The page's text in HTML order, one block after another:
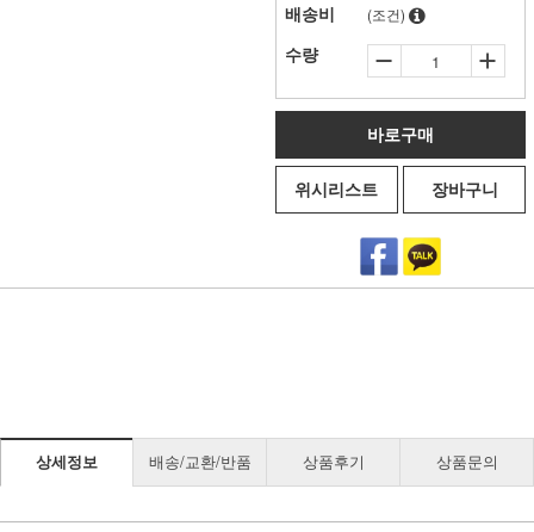
배송비 (조건)
수량
바로구매
위시리스트 장바구니
상세정보 배송/교환/반품 상품후기 상품문의